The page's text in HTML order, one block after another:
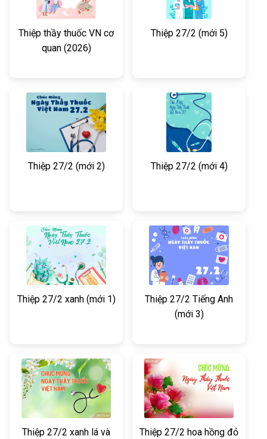
Thiệp thầy thuốc VN cơ
quan (2026)
Thiệp 27/2 (mới 5)
Thiệp 27/2 (mới 2) Thiệp 27/2 (mới 4)
Thiệp 27/2 xanh (mới 1)
Thiệp 27/2 Tiếng Anh
(mới 3)
Thiệp 27/2 xanh lá và Thiệp 27/2 hoa hồng đỏ